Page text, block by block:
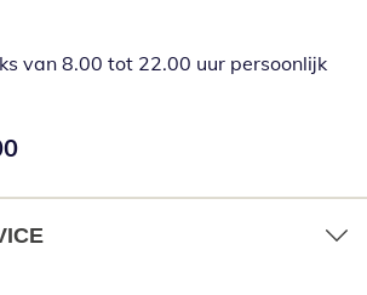
van 8.00 tot 22.00 uur persoonlijk